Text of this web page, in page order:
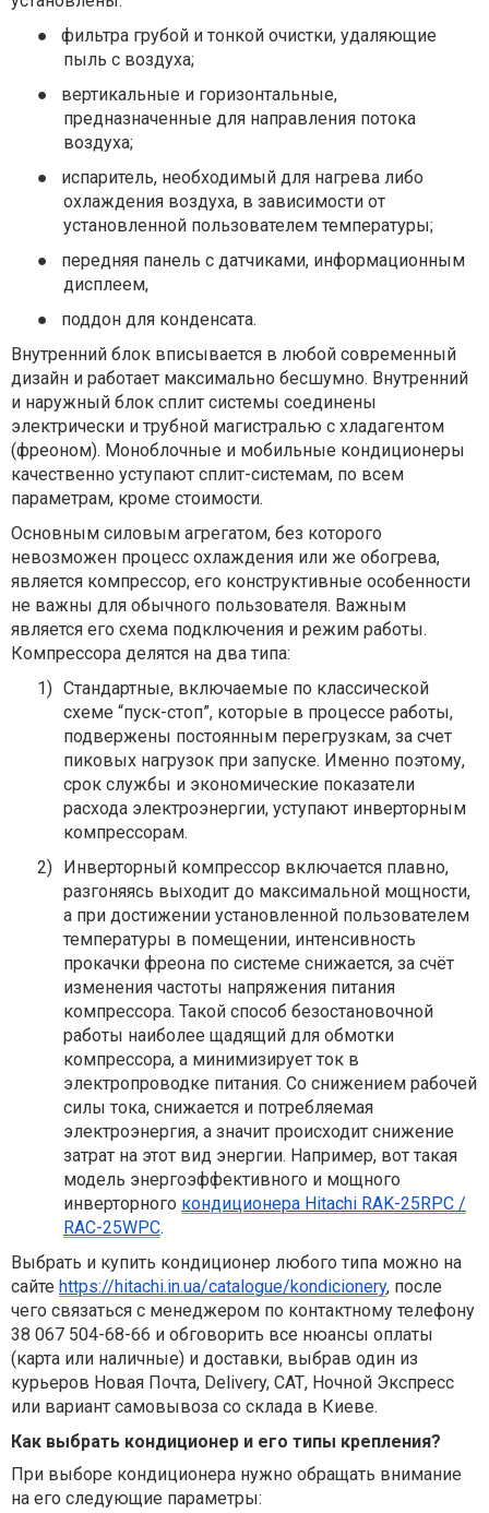
●
фильтра грубой и тонкой очистки, удаляющие
пыль с воздуха;
●
вертикальные и горизонтальные,
предназначенные для направления потока
воздуха;
●
испаритель, необходимый для нагрева либо
охлаждения воздуха, в зависимости от
установленной пользователем температуры;
●
передняя панель с датчиками, информационным
дисплеем,
●
поддон для конденсата.
Внутренний блок вписывается в любой современный
дизайн и работает максимально бесшумно. Внутренний
и наружный блок сплит системы соединены
электрически и трубной магистралью с хладагентом
(фреоном). Моноблочные и мобильные кондиционеры
качественно уступают сплит-системам, по всем
параметрам, кроме стоимости.
Основным силовым агрегатом, без которого
невозможен процесс охлаждения или же обогрева,
является компрессор, его конструктивные особенности
не важны для обычного пользователя. Важным
является его схема подключения и режим работы.
Компрессора делятся на два типа:
1) Стандартные, включаемые по классической
схеме “пуск-стоп”, которые в процессе работы,
подвержены постоянным перегрузкам, за счет
пиковых нагрузок при запуске. Именно поэтому,
срок службы и экономические показатели
расхода электроэнергии, уступают инверторным
компрессорам.
2) Инверторный компрессор включается плавно,
разгоняясь выходит до максимальной мощности,
а при достижении установленной пользователем
температуры в помещении, интенсивность
прокачки фреона по системе снижается, за счёт
изменения частоты напряжения питания
компрессора. Такой способ безостановочной
работы наиболее щадящий для обмотки
компрессора, а минимизирует ток в
электропроводке питания. Со снижением рабочей
силы тока, снижается и потребляемая
электроэнергия, а значит происходит снижение
затрат на этот вид энергии. Например, вот такая
модель энергоэффективного и мощного
инверторного кондиционера Hitachi RAK-25RPC /
RAC-25WPC.
Выбрать и купить кондиционер любого типа можно на
сайте https://hitachi.in.ua/catalogue/kondicionery, после
чего связаться с менеджером по контактному телефону
38 067 504-68-66 и обговорить все нюансы оплаты
(карта или наличные) и доставки, выбрав один из
курьеров Новая Почта, Delivery, САТ, Ночной Экспресс
или вариант самовывоза со склада в Киеве.
Как выбрать кондиционер и его типы крепления?
При выборе кондиционера нужно обращать внимание
на его следующие параметры: